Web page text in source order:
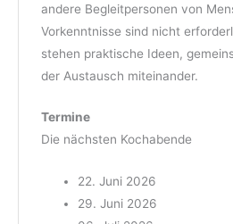
andere Begleitpersonen von
Vorkenntnisse sind nicht
stehen praktische Ideen,
der Austausch miteinander.
Termine
Die nächsten Kochabende
22. Juni 2026
29. Juni 2026